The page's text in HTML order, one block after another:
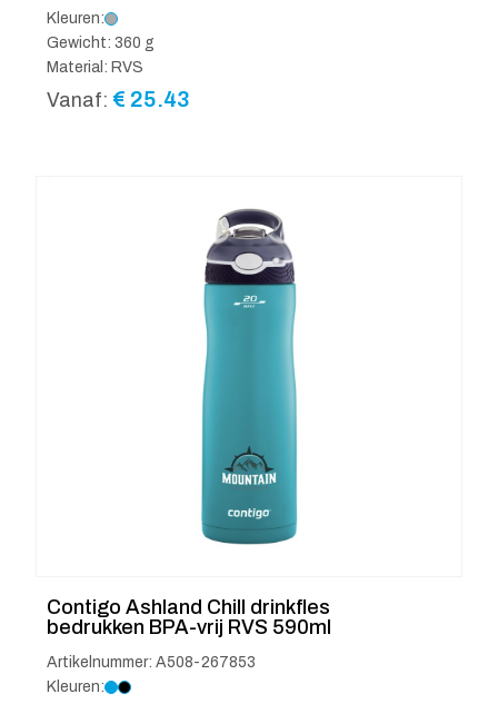
Kleuren:
Gewicht: 360 g
Material: RVS
Vanaf: € 25.43
Contigo Ashland Chill drinkfles
bedrukken BPA-vrij RVS 590ml
Artikelnummer: A508-267853
Kleuren: